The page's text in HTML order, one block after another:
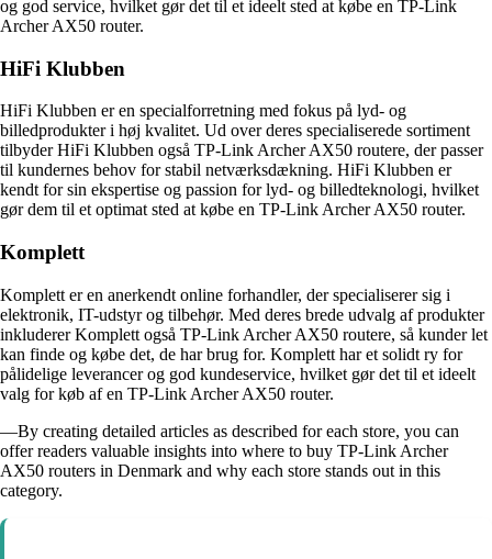
og god service, hvilket gør det til et ideelt sted at købe en TP-Link
Archer AX50 router.
HiFi Klubben
HiFi Klubben er en specialforretning med fokus på lyd- og
billedprodukter i høj kvalitet. Ud over deres specialiserede sortiment
tilbyder HiFi Klubben også TP-Link Archer AX50 routere, der passer
til kundernes behov for stabil netværksdækning. HiFi Klubben er
kendt for sin ekspertise og passion for lyd- og billedteknologi, hvilket
gør dem til et optimat sted at købe en TP-Link Archer AX50 router.
Komplett
Komplett er en anerkendt online forhandler, der specialiserer sig i
elektronik, IT-udstyr og tilbehør. Med deres brede udvalg af produkter
inkluderer Komplett også TP-Link Archer AX50 routere, så kunder let
kan finde og købe det, de har brug for. Komplett har et solidt ry for
pålidelige leverancer og god kundeservice, hvilket gør det til et ideelt
valg for køb af en TP-Link Archer AX50 router.
—By creating detailed articles as described for each store, you can
offer readers valuable insights into where to buy TP-Link Archer
AX50 routers in Denmark and why each store stands out in this
category.